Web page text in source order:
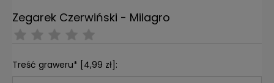
Zegarek Czerwiński - Milagro
Treść graweru* [4,99 zł]: